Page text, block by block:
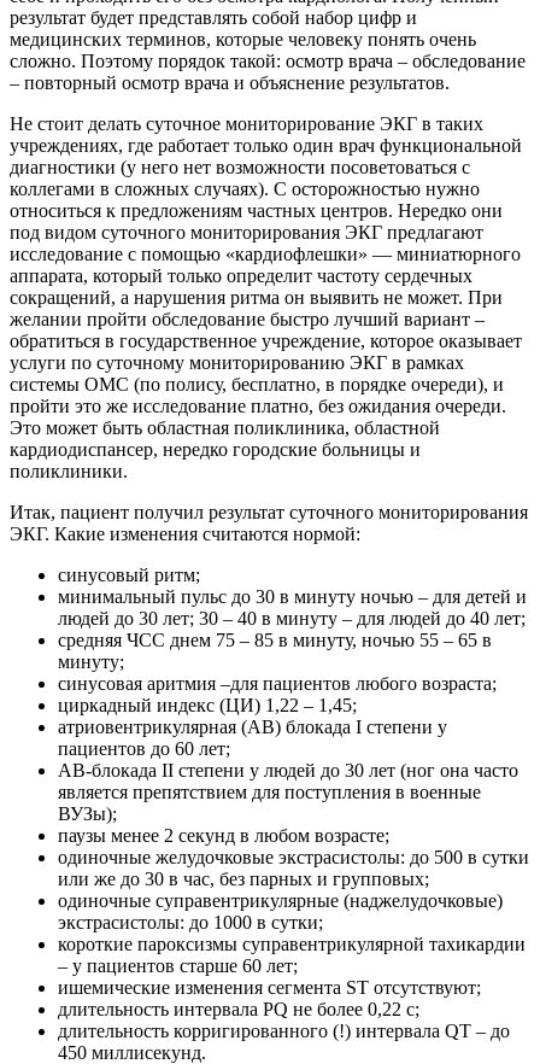
результат будет представлять собой набор цифр и
медицинских терминов, которые человеку понять очень
сложно. Поэтому порядок такой: осмотр врача – обследование
– повторный осмотр врача и объяснение результатов.
Не стоит делать суточное мониторирование ЭКГ в таких
учреждениях, где работает только один врач функциональной
диагностики (у него нет возможности посоветоваться с
коллегами в сложных случаях). С осторожностью нужно
относиться к предложениям частных центров. Нередко они
под видом суточного мониторирования ЭКГ предлагают
исследование с помощью «кардиофлешки» — миниатюрного
аппарата, который только определит частоту сердечных
сокращений, а нарушения ритма он выявить не может. При
желании пройти обследование быстро лучший вариант –
обратиться в государственное учреждение, которое оказывает
услуги по суточному мониторированию ЭКГ в рамках
системы ОМС (по полису, бесплатно, в порядке очереди), и
пройти это же исследование платно, без ожидания очереди.
Это может быть областная поликлиника, областной
кардиодиспансер, нередко городские больницы и
поликлиники.
Итак, пациент получил результат суточного мониторирования
ЭКГ. Какие изменения считаются нормой:
синусовый ритм;
минимальный пульс до 30 в минуту ночью – для детей и
людей до 30 лет; 30 – 40 в минуту – для людей до 40 лет;
средняя ЧСС днем 75 – 85 в минуту, ночью 55 – 65 в
минуту;
синусовая аритмия –для пациентов любого возраста;
циркадный индекс (ЦИ) 1,22 – 1,45;
атриовентрикулярная (АВ) блокада I степени у
пациентов до 60 лет;
АВ-блокада II степени у людей до 30 лет (ног она часто
является препятствием для поступления в военные
ВУЗы);
паузы менее 2 секунд в любом возрасте;
одиночные желудочковые экстрасистолы: до 500 в сутки
или же до 30 в час, без парных и групповых;
одиночные суправентрикулярные (наджелудочковые)
экстрасистолы: до 1000 в сутки;
короткие пароксизмы суправентрикулярной тахикардии
– у пациентов старше 60 лет;
ишемические изменения сегмента ST отсутствуют;
длительность интервала PQ не более 0,22 с;
длительность корригированного (!) интервала QT – до
450 миллисекунд.